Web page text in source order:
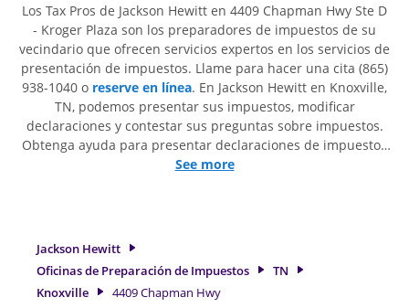
Los Tax Pros de Jackson Hewitt en 4409 Chapman Hwy Ste D
- Kroger Plaza son ​​los preparadores de impuestos de su
vecindario que ofrecen servicios expertos en los servicios de
presentación de impuestos. Llame para hacer una cita (865)
938-1040 o reserve en línea. En Jackson Hewitt en Knoxville,
TN, podemos presentar sus impuestos, modificar
declaraciones y contestar sus preguntas sobre impuestos.
Obtenga ayuda para presentar declaraciones de impuestos
simples o situaciones más complejas, como los impuestos
necesita servicios de preparación de impuestos en Knoxville,
TN, la ubicación de Jackson Hewitt en 4409 Chapman Hwy
Ste D es una opción excelente. Con nuestros expertos
profesionales de impuestos, atención al detalle y diversidad
See more
Jackson Hewitt
Oficinas de Preparación de Impuestos
TN
Knoxville
4409 Chapman Hwy